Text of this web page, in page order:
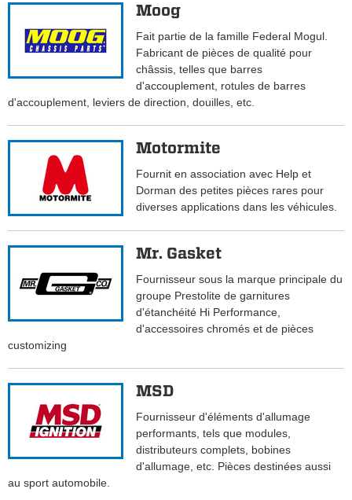
Moog
Fait partie de la famille Federal Mogul.
Fabricant de pièces de qualité pour
châssis, telles que barres
d'accouplement, rotules de barres
d'accouplement, leviers de direction, douilles, etc.
Motormite
Fournit en association avec Help et
Dorman des petites pièces rares pour
diverses applications dans les véhicules.
Mr. Gasket
Fournisseur sous la marque principale du
groupe Prestolite de garnitures
d'étanchéité Hi Performance,
d'accessoires chromés et de pièces
customizing
MSD
Fournisseur d'éléments d'allumage
performants, tels que modules,
distributeurs complets, bobines
d'allumage, etc. Pièces destinées aussi
au sport automobile.